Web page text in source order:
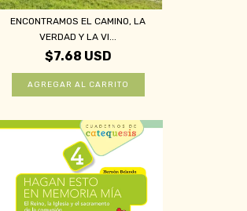
ENCONTRAMOS EL CAMINO, LA
VERDAD Y LA VI...
$7.68 USD